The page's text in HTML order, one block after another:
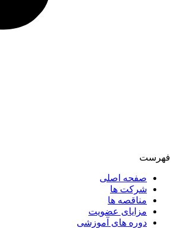
فهرست
صفحه اصلی
شرکت ها
مناقصه ها
مزایای عضویت
دوره های آموزشی